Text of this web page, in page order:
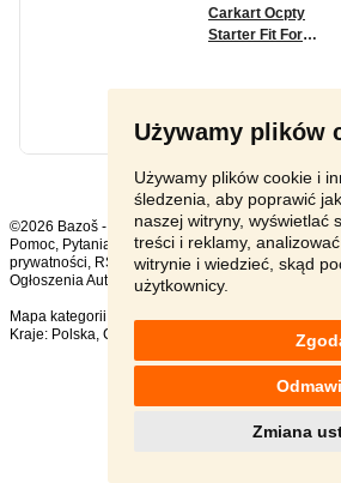
Używamy plików
Używamy plików cookie i
śledzenia, aby poprawić
naszej witryny, wyświetlać
treści i reklamy,
witrynie i wiedzieć, skąd
użytkownicy.
Zmiana
©2026 Bazoš -
sprzedam, ogłoszenia
Pomoc, Pytania Komentarze,Kontakt ,Reklama,
prywatności, RSS
Ogłoszenia Auto ogółem:1260, w ciągu 24 godzin:
Mapa kategorii
Popularne wyszukiwania
Kraje: Polska, Czechy